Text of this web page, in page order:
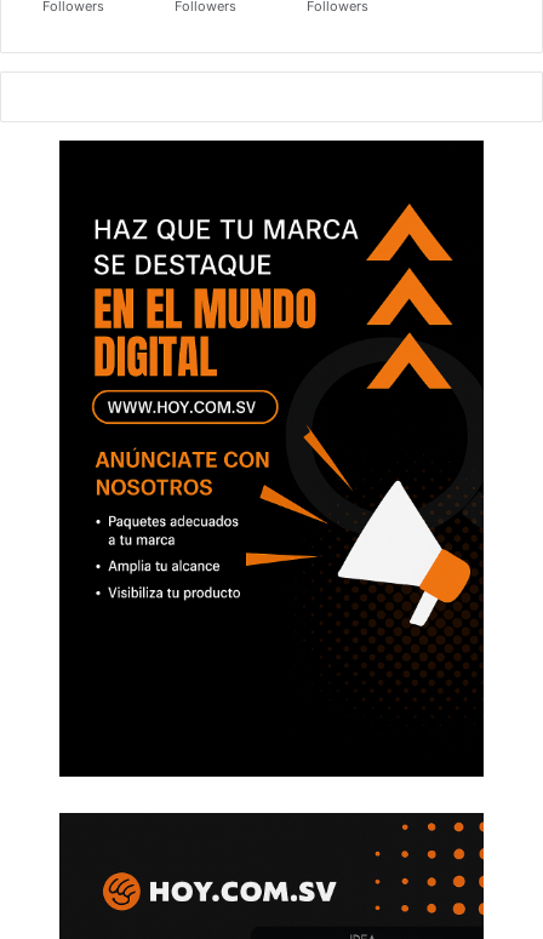
Followers Followers Followers